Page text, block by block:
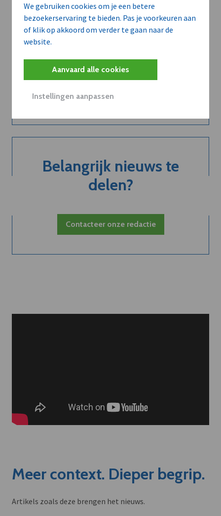
We gebruiken cookies om je een betere
bezoekerservaring te bieden. Pas je voorkeuren aan
of klik op akkoord om verder te gaan naar de
website.
Aanvaard alle cookies
Instellingen aanpassen
Kort de voordelen
van een
abonnement...
Neem dVO Leads
Belangrijk nieuws te
delen?
Contacteer onze redactie
Meer context. Dieper begrip.
Artikels zoals deze brengen het nieuws.